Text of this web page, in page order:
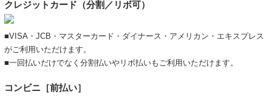
クレジットカード（分割／リボ可）
■VISA・JCB・マスターカード・ダイナース・アメリカン・エキスプレス
がご利用いただけます。
■一回払いだけでなく分割払いやリボ払いもご利用いただけます。
コンビニ［前払い］